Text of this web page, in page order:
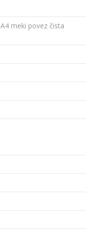
meki povez čista